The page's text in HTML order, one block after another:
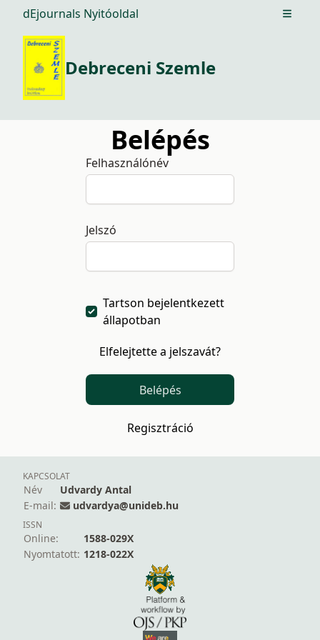
dEjournals Nyitóoldal Open
Debreceni Szemle
Belépés
Felhasználónév
Jelszó
Tartson bejelentkezett
állapotban
Elfelejtette a jelszavát?
Belépés
Regisztráció
KAPCSOLAT
Név
Udvardy Antal
E-mail:
udvardya@unideb.hu
ISSN
Online:
1588-029X
Nyomtatott: 1218-022X